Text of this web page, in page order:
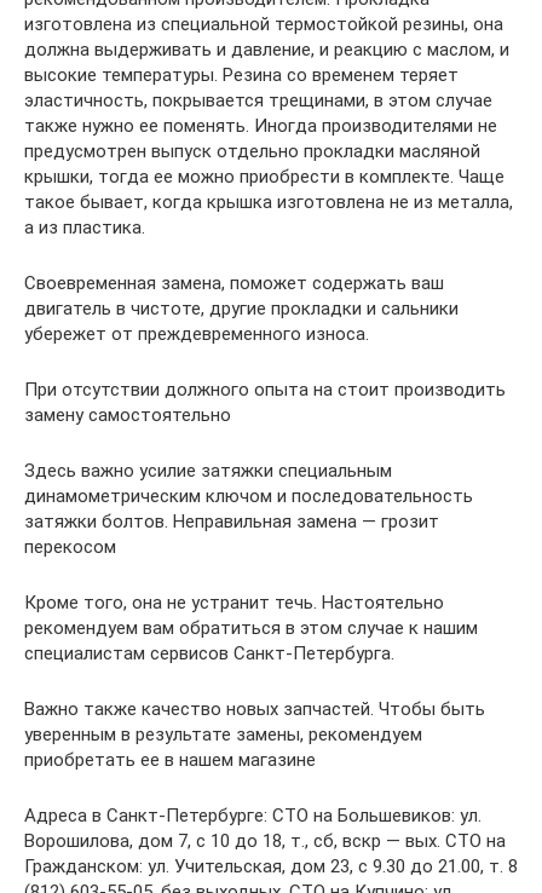
изготовлена из специальной термостойкой резины, она
должна выдерживать и давление, и реакцию с маслом, и
высокие температуры. Резина со временем теряет
эластичность, покрывается трещинами, в этом случае
также нужно ее поменять. Иногда производителями не
предусмотрен выпуск отдельно прокладки масляной
крышки, тогда ее можно приобрести в комплекте. Чаще
такое бывает, когда крышка изготовлена не из металла,
а из пластика.
Своевременная замена, поможет содержать ваш
двигатель в чистоте, другие прокладки и сальники
убережет от преждевременного износа.
При отсутствии должного опыта на стоит производить
замену самостоятельно
Здесь важно усилие затяжки специальным
динамометрическим ключом и последовательность
затяжки болтов. Неправильная замена — грозит
перекосом
Кроме того, она не устранит течь. Настоятельно
рекомендуем вам обратиться в этом случае к нашим
специалистам сервисов Санкт-Петербурга.
Важно также качество новых запчастей. Чтобы быть
уверенным в результате замены, рекомендуем
приобретать ее в нашем магазине
Адреса в Санкт-Петербурге: СТО на Большевиков: ул.
Ворошилова, дом 7, с 10 до 18, т., сб, вскр — вых. СТО на
Гражданском: ул. Учительская, дом 23, с 9.30 до 21.00, т. 8